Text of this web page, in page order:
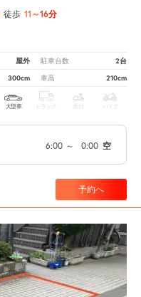
徒歩 11～16分
屋外 駐車台数 2台
300cm 車高 210cm
大型車 トラック 原付 バイク
6:00 ～ 0:00 空
予約へ